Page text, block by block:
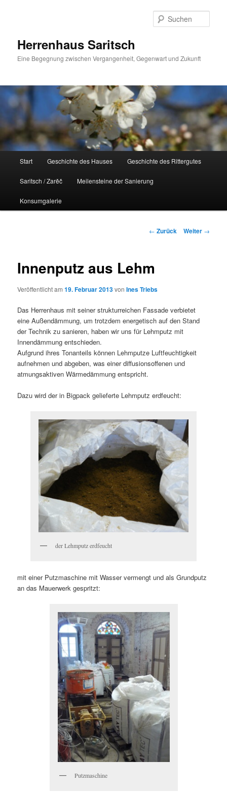
Herrenhaus Saritsch
Eine Begegnung zwischen Vergangenheit, Gegenwart und Zukunft
Start Geschichte des Hauses Geschichte des Rittergutes
Saritsch / Zarěč Meilensteine der Sanierung
Konsumgalerie
Beitragsnavigation
← Zurück Weiter →
Innenputz aus Lehm
Veröffentlicht am19. Februar 2013vonInes Triebs
Das Herrenhaus mit seiner strukturreichen Fassade verbietet
eine Außendämmung, um trotzdem energetisch auf den Stand
der Technik zu sanieren, haben wir uns für Lehmputz mit
Innendämmung entschieden.
Aufgrund ihres Tonanteils können Lehmputze Luftfeuchtigkeit
aufnehmen und abgeben, was einer diffusionsoffenen und
atmungsaktiven Wärmedämmung entspricht.
Dazu wird der in Bigpack gelieferte Lehmputz erdfeucht:
der Lehmputz erdfeucht
mit einer Putzmaschine mit Wasser vermengt und als Grundputz
an das Mauerwerk gespritzt:
Putzmaschine